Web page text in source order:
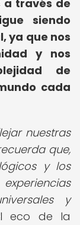
a través de
siendo
ya que nos
y nos
de
cada
nuestras
que,
y los
y
eco de la